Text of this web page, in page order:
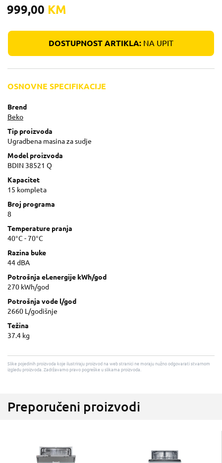
999,00 KM
DOSTUPNOST ARTIKLA: NA UPIT
OSNOVNE SPECIFIKACIJE
Brend
Beko
Tip proizvoda
Ugradbena masina za sudje
Model proizvoda
BDIN 38521 Q
Kapacitet
15 kompleta
Broj programa
8
Temperature pranja
40°C - 70°C
Razina buke
44 dBA
Potrošnja el.energije kWh/god
270 kWh/god
Potrošnja vode l/god
2660 L/godišnje
Težina
37.4 kg
Slike pojedinih proizvoda koje ilustriraju proizvod na web stranici ne moraju nužno odgovarati stvarnom
izgledu proizvoda. Zadržavamo pravo pogreške u slikama proizvoda.
Preporučeni proizvodi